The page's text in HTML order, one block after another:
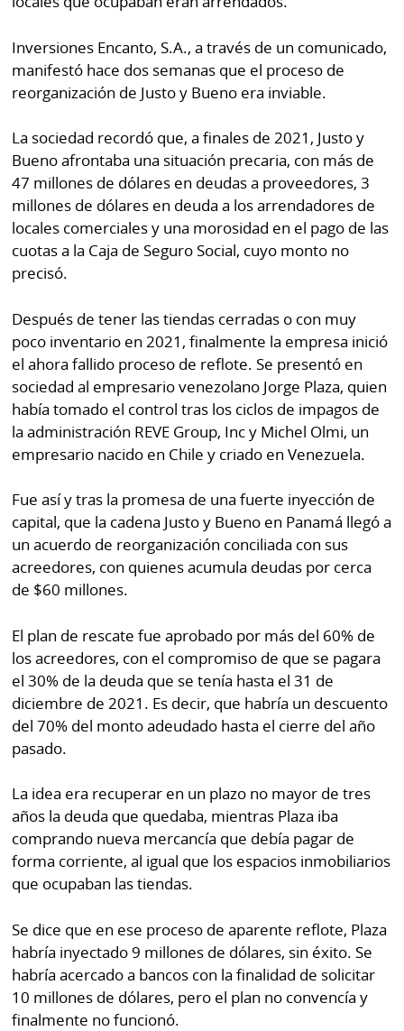
Inversiones Encanto, S.A., a través de un comunicado,
manifestó hace dos semanas que el proceso de
reorganización de Justo y Bueno era inviable.
La sociedad recordó que, a finales de 2021, Justo y
Bueno afrontaba una situación precaria, con más de
47 millones de dólares en deudas a proveedores, 3
millones de dólares en deuda a los arrendadores de
locales comerciales y una morosidad en el pago de las
cuotas a la Caja de Seguro Social, cuyo monto no
precisó.
Después de tener las tiendas cerradas o con muy
poco inventario en 2021, finalmente la empresa inició
el ahora fallido proceso de reflote. Se presentó en
sociedad al empresario venezolano Jorge Plaza, quien
había tomado el control tras los ciclos de impagos de
la administración REVE Group, Inc y Michel Olmi, un
empresario nacido en Chile y criado en Venezuela.
Fue así y tras la promesa de una fuerte inyección de
capital, que la cadena Justo y Bueno en Panamá llegó a
un acuerdo de reorganización conciliada con sus
acreedores, con quienes acumula deudas por cerca
de $60 millones.
El plan de rescate fue aprobado por más del 60% de
los acreedores, con el compromiso de que se pagara
el 30% de la deuda que se tenía hasta el 31 de
diciembre de 2021. Es decir, que habría un descuento
del 70% del monto adeudado hasta el cierre del año
pasado.
La idea era recuperar en un plazo no mayor de tres
años la deuda que quedaba, mientras Plaza iba
comprando nueva mercancía que debía pagar de
forma corriente, al igual que los espacios inmobiliarios
que ocupaban las tiendas.
Se dice que en ese proceso de aparente reflote, Plaza
habría inyectado 9 millones de dólares, sin éxito. Se
habría acercado a bancos con la finalidad de solicitar
10 millones de dólares, pero el plan no convencía y
finalmente no funcionó.